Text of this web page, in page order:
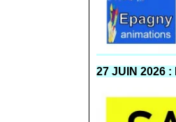
27 JUIN 2026 :